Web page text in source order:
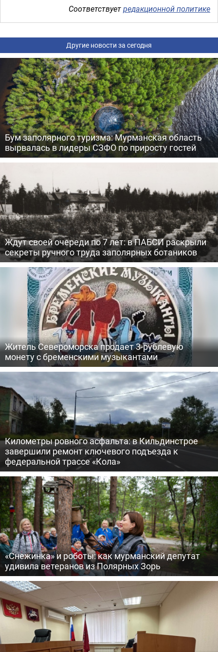
Соответствуетредакционной политике
Другие новости за сегодня
Бум заполярного туризма: Мурманская область
вырвалась в лидеры СЗФО по приросту гостей
Ждут своей очереди по 7 лет: в ПАБСИ раскрыли
секреты ручного труда заполярных ботаников
Житель Североморска продает 3-рублевую
монету с бременскими музыкантами
Километры ровного асфальта: в Кильдинстрое
завершили ремонт ключевого подъезда к
федеральной трассе «Кола»
«Снежинка» и роботы: как мурманский депутат
удивила ветеранов из Полярных Зорь